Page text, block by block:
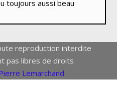
toujours aussi beau
reproduction interdite
pas libres de droits
Lemarchand